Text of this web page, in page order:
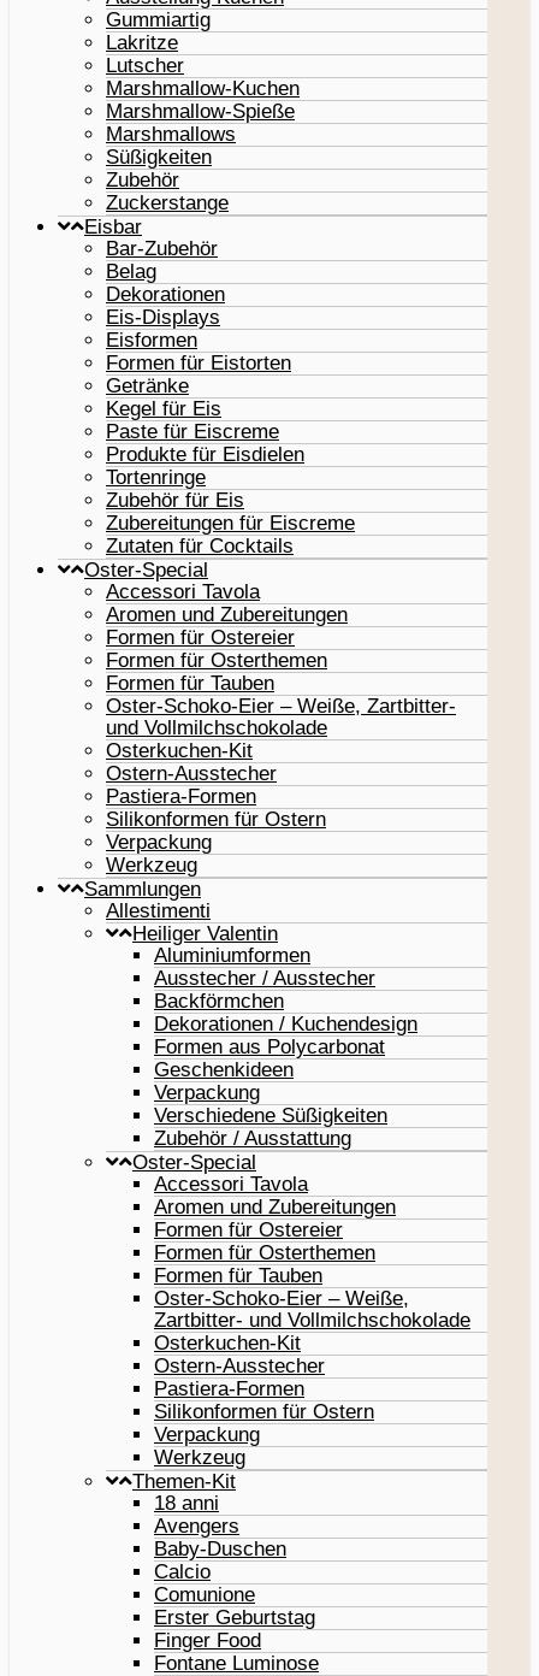
Gummiartig
Lakritze
Lutscher
Marshmallow-Kuchen
Marshmallow-Spieße
Marshmallows
Süßigkeiten
Zubehör
Zuckerstange
Eisbar
Bar-Zubehör
Belag
Dekorationen
Eis-Displays
Eisformen
Formen für Eistorten
Getränke
Kegel für Eis
Paste für Eiscreme
Produkte für Eisdielen
Tortenringe
Zubehör für Eis
Zubereitungen für Eiscreme
Zutaten für Cocktails
Oster-Special
Accessori Tavola
Aromen und Zubereitungen
Formen für Ostereier
Formen für Osterthemen
Formen für Tauben
Oster-Schoko-Eier – Weiße, Zartbitter-
und Vollmilchschokolade
Osterkuchen-Kit
Ostern-Ausstecher
Pastiera-Formen
Silikonformen für Ostern
Verpackung
Werkzeug
Sammlungen
Allestimenti
Heiliger Valentin
Aluminiumformen
Ausstecher / Ausstecher
Backförmchen
Dekorationen / Kuchendesign
Formen aus Polycarbonat
Geschenkideen
Verpackung
Verschiedene Süßigkeiten
Zubehör / Ausstattung
Oster-Special
Accessori Tavola
Aromen und Zubereitungen
Formen für Ostereier
Formen für Osterthemen
Formen für Tauben
Oster-Schoko-Eier – Weiße,
Zartbitter- und Vollmilchschokolade
Osterkuchen-Kit
Ostern-Ausstecher
Pastiera-Formen
Silikonformen für Ostern
Verpackung
Werkzeug
Themen-Kit
18 anni
Avengers
Baby-Duschen
Calcio
Comunione
Erster Geburtstag
Finger Food
Fontane Luminose